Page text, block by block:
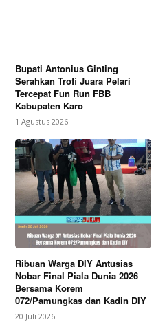
Bupati Antonius Ginting
Serahkan Trofi Juara Pelari
Tercepat Fun Run FBB
Kabupaten Karo
1 Agustus 2026
Ribuan Warga DIY Antusias
Nobar Final Piala Dunia 2026
Bersama Korem
072/Pamungkas dan Kadin DIY
20 Juli 2026